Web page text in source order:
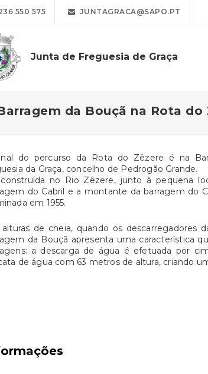
550 575 JUNTAGRACA@SAPO.PT
Junta de Freguesia de Graça
da Bouçã na Rota do
do percurso da Rota do Zêzere é na
da Graça, concelho de Pedrogão Grande.
no Rio Zêzere, junto à pequena
do Cabril e a montante da barragem do
em 1955.
alturas de cheia, quando os descarregadores
da Bouçã apresenta uma característica
a descarga de água é efetuada por
de água com 63 metros de altura, criando